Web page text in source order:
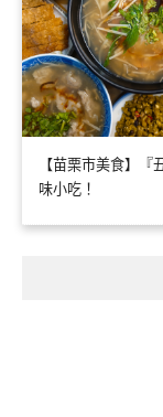
【苗栗市美食】
味小吃！